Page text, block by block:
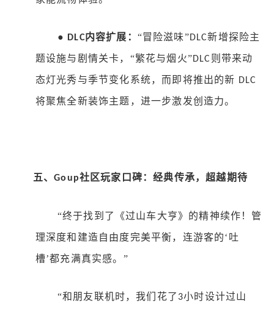
● DLC内容扩展： “冒险滋味”DLC新增探险主
题设施与剧情关卡，“繁花与烟火”DLC 则带来动
态灯光秀与季节变化系统，而即将推出的新 DLC
将聚焦全新装饰主题，进一步激发创造力。
五、Goup社区玩家口碑：经典传承，超越期待
“终于找到了《过山车大亨》的精神续作！管
理深度和建造自由度完美平衡，连游客的‘吐
槽’都充满真实感。”
“和朋友联机时，我们花了 3小时设计过山